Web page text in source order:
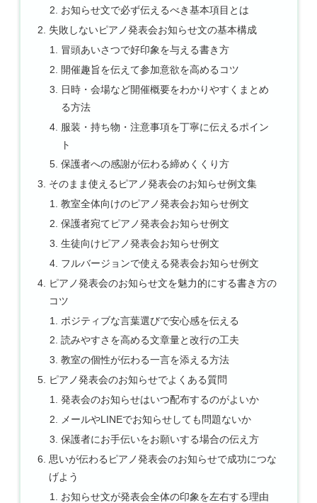
お知らせ文で必ず伝えるべき基本項目とは
失敗しないピアノ発表会お知らせ文の基本構成
冒頭あいさつで好印象を与える書き方
開催趣旨を伝えて参加意欲を高めるコツ
日時・会場など開催概要をわかりやすくまとめ
る方法
服装・持ち物・注意事項を丁寧に伝えるポイン
ト
保護者への感謝が伝わる締めくくり方
そのまま使えるピアノ発表会のお知らせ例文集
教室全体向けのピアノ発表会お知らせ例文
保護者宛てピアノ発表会お知らせ例文
生徒向けピアノ発表会お知らせ例文
フルバージョンで使える発表会お知らせ例文
ピアノ発表会のお知らせ文を魅力的にする書き方の
コツ
ポジティブな言葉選びで安心感を伝える
読みやすさを高める文章量と改行の工夫
教室の個性が伝わる一言を添える方法
ピアノ発表会のお知らせでよくある質問
発表会のお知らせはいつ配布するのがよいか
メールやLINEでお知らせしても問題ないか
保護者にお手伝いをお願いする場合の伝え方
思いが伝わるピアノ発表会のお知らせで成功につな
げよう
お知らせ文が発表会全体の印象を左右する理由